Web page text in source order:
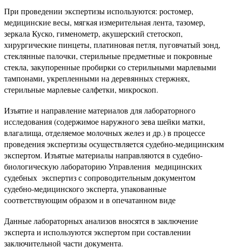
При проведении экспертизы используются: ростомер,
медицинские весы, мягкая измерительная лента, тазомер,
зеркала Куско, гименометр, акушерский стетоскоп,
хирургические пинцеты, платиновая петля, пуговчатый зонд,
стеклянные палочки, стерильные предметные и покровные
стекла, закупоренные пробирки со стерильными марлевыми
тампонами, укрепленными на деревянных стержнях,
стерильные марлевые салфетки, микроскоп.
Изъятие и направление материалов для лабораторного
исследования (содержимое наружного зева шейки матки,
влагалища, отделяемое молочных желез и др.) в процессе
проведения экспертизы осуществляется судебно-медицинским
экспертом. Изъятые материалы направляются в судебно-
биологическую лабораторию Управления медицинских
судебных экспертиз с сопроводительным документом
судебно-медицинского эксперта, упакованные
соответствующим образом и в опечатанном виде
Данные лабораторных анализов вносятся в заключение
эксперта и используются экспертом при составлении
заключительной части документа.